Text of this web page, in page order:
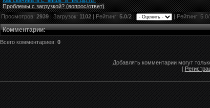
Проблемы с загрузкой? (вопрос/ответ)
Просмотров:2939| Загрузок:1102| Рейтинг:5.0/2| |Рейтинг:5.0/
Комментарии:
Всего комментариев: 0
Добавлять комментарии могут
[